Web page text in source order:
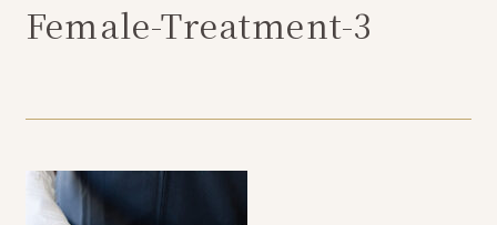
Female-Treatment-3